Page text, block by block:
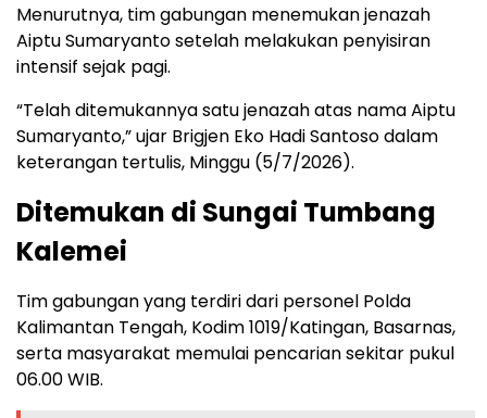
Menurutnya, tim gabungan menemukan jenazah
Aiptu Sumaryanto setelah melakukan penyisiran
intensif sejak pagi.
“Telah ditemukannya satu jenazah atas nama Aiptu
Sumaryanto,” ujar Brigjen Eko Hadi Santoso dalam
keterangan tertulis, Minggu (5/7/2026).
Ditemukan di Sungai Tumbang
Kalemei
Tim gabungan yang terdiri dari personel Polda
Kalimantan Tengah, Kodim 1019/Katingan, Basarnas,
serta masyarakat memulai pencarian sekitar pukul
06.00 WIB.